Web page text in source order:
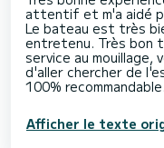
attentif et m'a aidé
Le bateau est très
entretenu. Très bon
service au mouillage,
d'aller chercher de
Afficher le texte